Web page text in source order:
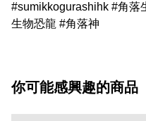
#sumikkogurashihk #角落
生物恐龍 #角落神
你可能感興趣的商品